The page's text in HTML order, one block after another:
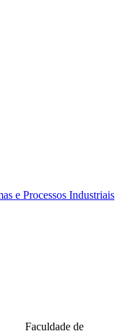
e Processos Industriais
Faculdade de